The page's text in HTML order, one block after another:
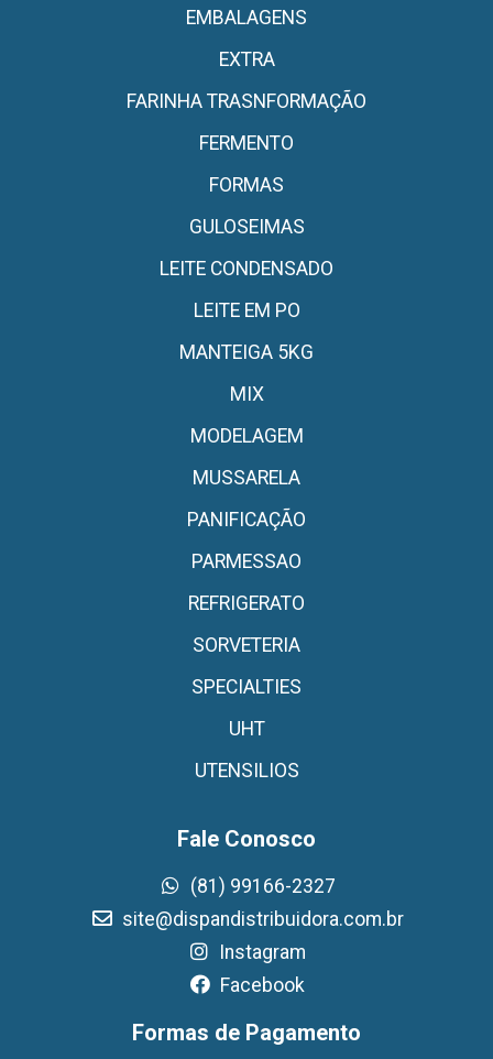
EMBALAGENS
EXTRA
FARINHA TRASNFORMAÇÃO
FERMENTO
FORMAS
GULOSEIMAS
LEITE CONDENSADO
LEITE EM PO
MANTEIGA 5KG
MIX
MODELAGEM
MUSSARELA
PANIFICAÇÃO
PARMESSAO
REFRIGERATO
SORVETERIA
SPECIALTIES
UHT
UTENSILIOS
Fale Conosco
(81) 99166-2327
site@dispandistribuidora.com.br
Instagram
Facebook
Formas de Pagamento